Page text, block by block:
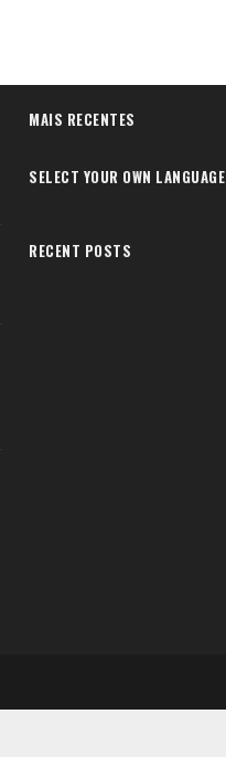
MAIS RECENTES
SELECT YOUR OWN LANGUAGE
RECENT POSTS